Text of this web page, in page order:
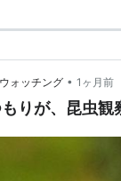
ォッチング • 1ヶ月前
りが、昆虫観